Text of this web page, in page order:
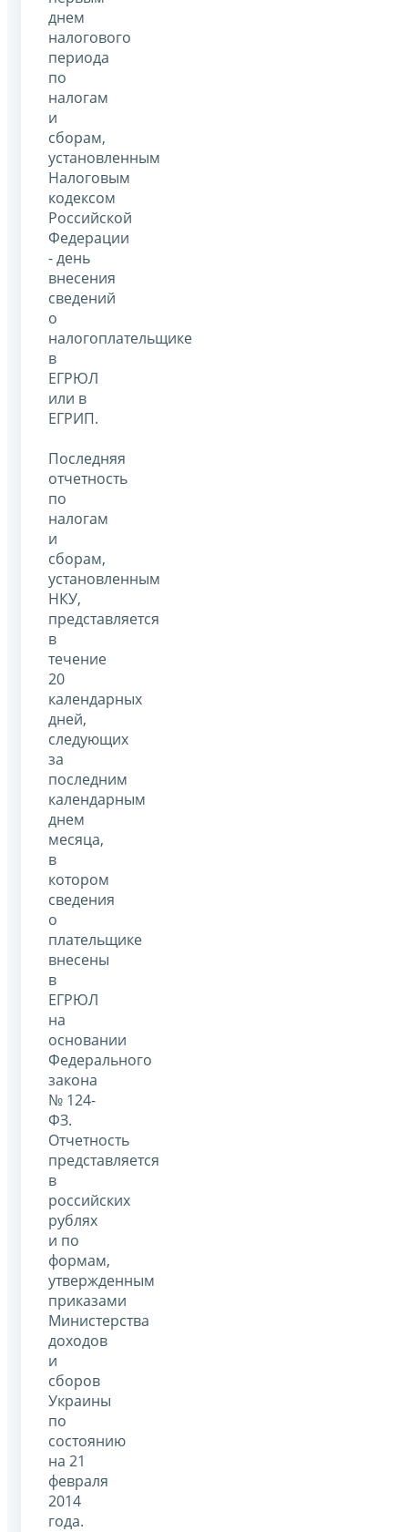
днем
налогового
периода
по
налогам
и
сборам,
установленным
Налоговым
кодексом
Российской
Федерации
- день
внесения
сведений
о
налогоплательщике
в
ЕГРЮЛ
или в
ЕГРИП.
Последняя
отчетность
по
налогам
и
сборам,
установленным
НКУ,
представляется
в
течение
20
календарных
дней,
следующих
за
последним
календарным
днем
месяца,
в
котором
сведения
о
плательщике
внесены
в
ЕГРЮЛ
на
основании
Федерального
закона
№ 124-
ФЗ.
Отчетность
представляется
в
российских
рублях
и по
формам,
утвержденным
приказами
Министерства
доходов
и
сборов
Украины
по
состоянию
на 21
февраля
2014
года.